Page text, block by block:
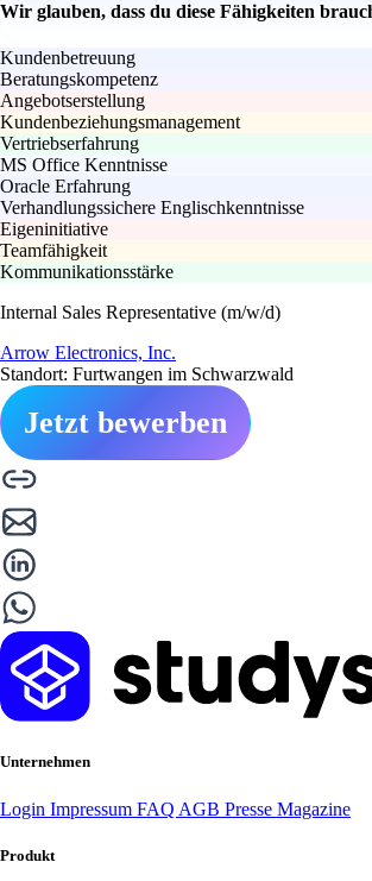
Wir glauben, dass du diese Fähigkeiten
Kundenbetreuung
Beratungskompetenz
Angebotserstellung
Kundenbeziehungsmanagement
Vertriebserfahrung
MS Office Kenntnisse
Oracle Erfahrung
Verhandlungssichere Englischkenntnisse
Eigeninitiative
Teamfähigkeit
Kommunikationsstärke
Internal Sales Representative (m/w/d)
Arrow Electronics, Inc.
Standort: Furtwangen im Schwarzwald
Jetzt bewerben
Unternehmen
Login Impressum FAQ AGB Presse Magazine
Produkt